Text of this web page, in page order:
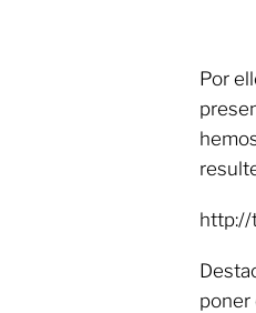
Por
http://
poner